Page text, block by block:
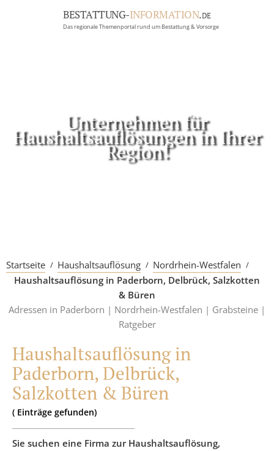
BESTATTUNG-INFORMATION.DE
Das regionale Themenportal rund um Bestattung & Vorsorge
RATGEBER
Unternehmen für
Haushaltsauflösungen in Ihrer
Region!
Startseite Haushaltsauflösung
Nordrhein-Westfalen
Haushaltsauflösung in Paderborn, Delbrück, Salzkotten
& Büren
Adressen in Paderborn | Nordrhein-Westfalen | Grabsteine |
Ratgeber
Haushaltsauflösung in
Paderborn, Delbrück,
Salzkotten & Büren
( Einträge gefunden)
Sie suchen eine Firma zur Haushaltsauflösung,